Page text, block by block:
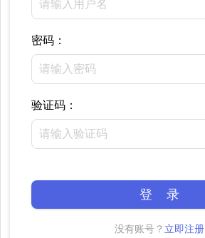
密码：
验证码：
登 录
没有账号？ 立即注册